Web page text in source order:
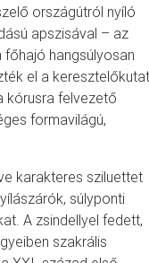
országútról nyíló
apszisával – az
hangsúlyosan
el a
kórusra felvezető
formavilágú,
karakteres sziluettet
súlyponti
A zsindellyel fedett,
szakrális